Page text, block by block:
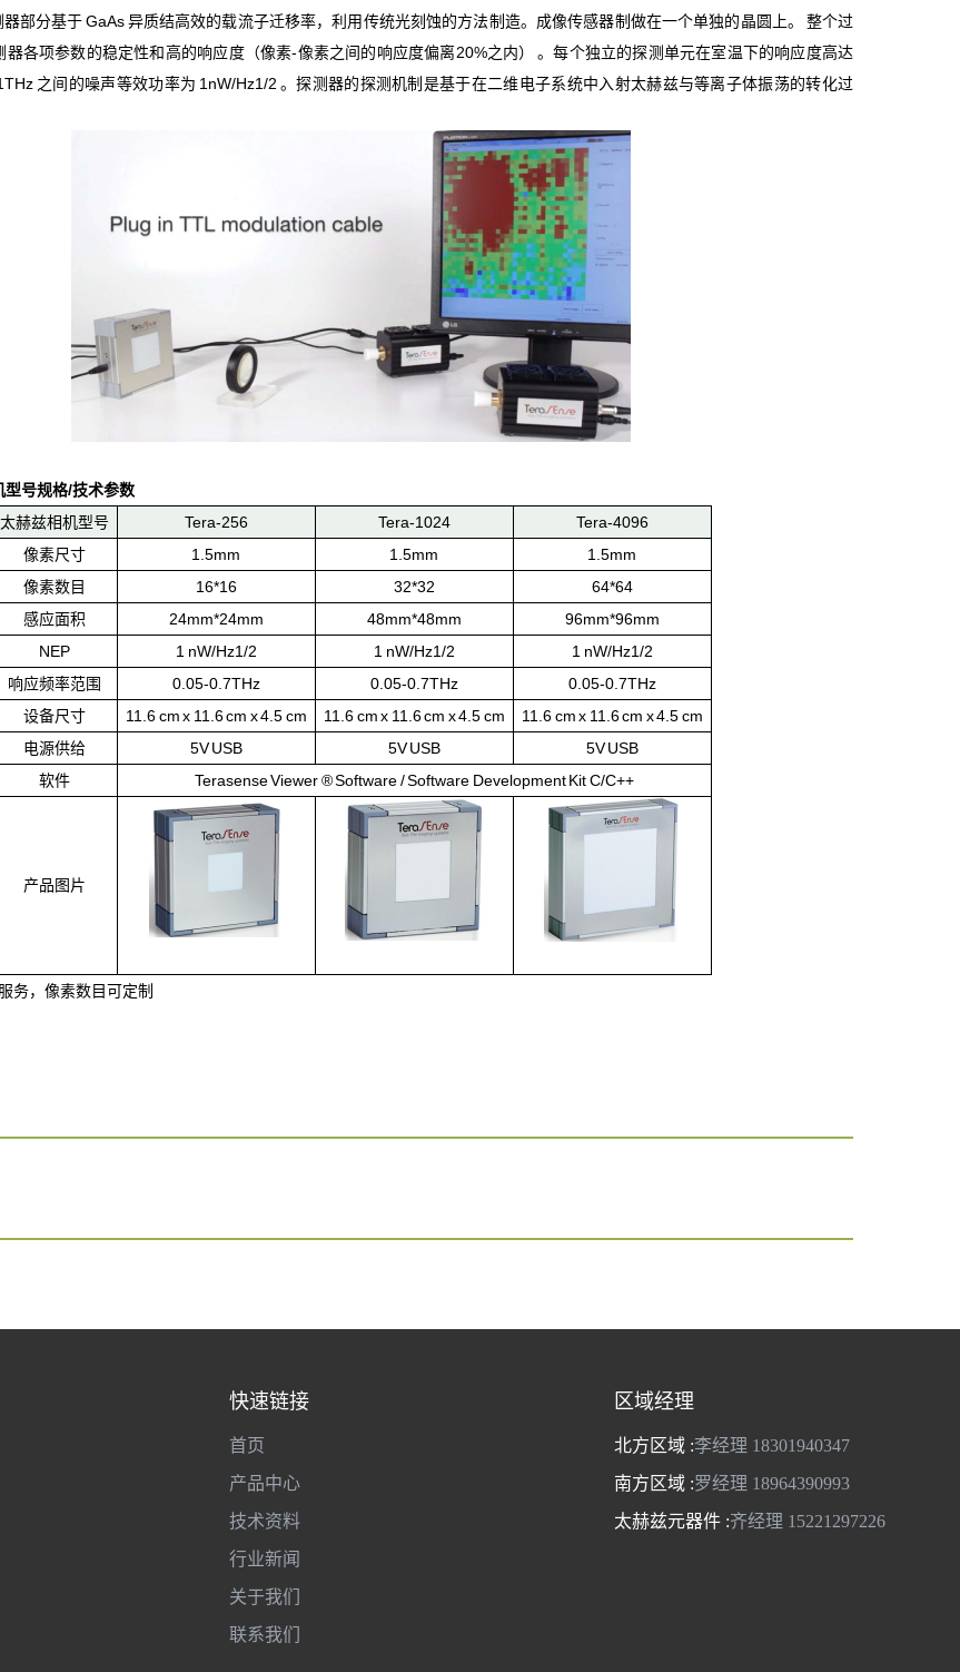
部分基于 GaAs 异质结高效的载流子迁移率，利用传统光刻蚀的方法制造。成像传感器制做在一个单独的晶圆上。 整个过
器各项参数的稳定性和高的响应度（像素-像素之间的响应度偏离20%之内） 。每个独立的探测单元在室温下的响应度高达
之间的噪声等效功率为 1nW/Hz1/2 。探测器的探测机制是基于在二维电子系统中入射太赫兹与等离子体振荡的转化过
号规格/技术参数
太赫兹相机型号
Tera-256 Tera-1024
Tera-4096
像素尺寸
1.5mm 1.5mm
1.5mm
像素数目
16*16 32*32
64*64
感应面积
24mm*24mm 48mm*48mm
96mm*96mm
NEP
1 nW/Hz1/2 1 nW/Hz1/2
1 nW/Hz1/2
响应频率范围
0.05-0.7THz 0.05-0.7THz
0.05-0.7THz
设备尺寸
11.6 cm x 11.6 cm x 4.5 cm 11.6 cm x 11.6 cm x 4.5 cm
11.6 cm x 11.6 cm x 4.5 cm
电源供给
5V USB 5V USB
5V USB
软件
Terasense Viewer ® Software / Software Development Kit C/C++
产品图片
务，像素数目可定制
快速链接
首页
产品中心
技术资料
行业新闻
关于我们
联系我们
区域经理
北方区域 :李经理 18301940347
南方区域 :罗经理 18964390993
太赫兹元器件 :齐经理 15221297226